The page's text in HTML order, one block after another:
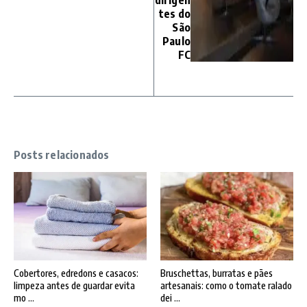
tes do
São
Paulo
FC
Posts relacionados
Cobertores, edredons e casacos:
limpeza antes de guardar evita
mo ...
Bruschettas, burratas e pães
artesanais: como o tomate ralado
dei ...